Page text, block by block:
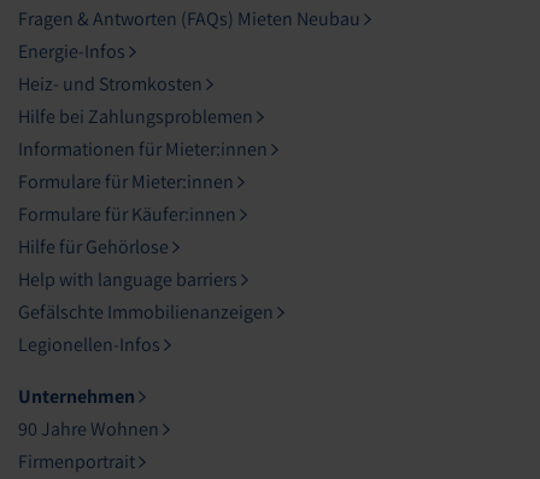
Fragen & Antworten (FAQs) Mieten Neubau
Energie-Infos
Heiz- und Stromkosten
Hilfe bei Zahlungsproblemen
Informationen für Mieter:innen
Formulare für Mieter:innen
Formulare für Käufer:innen
Hilfe für Gehörlose
Help with language barriers
Gefälschte Immobilienanzeigen
Legionellen-Infos
Unternehmen
90 Jahre Wohnen
Firmenportrait